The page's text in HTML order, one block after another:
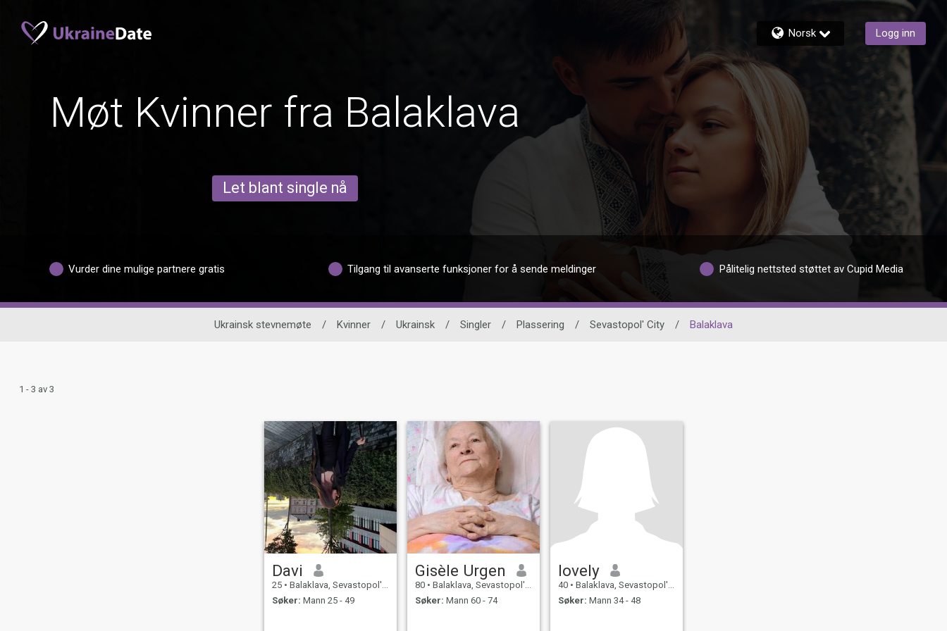
Norsk Logg inn
Møt Kvinner fra Balaklava
Let blant single nå
Vurder dine mulige partnere gratis Tilgang til avanserte funksjoner for å sende meldinger Pålitelig nettsted støttet av Cupid Media
Ukrainsk stevnemøte / Kvinner / Ukrainsk / Singler / Plassering / Sevastopol' City / Balaklava
1 - 3 av 3
Davi
25 • Balaklava, Sevastopol' City, Ukraina
Søker: Mann 25 - 49
Gisèle Urgen
80 • Balaklava, Sevastopol' City, Ukraina
Søker: Mann 60 - 74
lovely
40 • Balaklava, Sevastopol' City, Ukraina
Søker: Mann 34 - 48